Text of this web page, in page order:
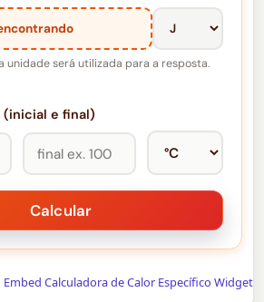
unidade será utilizada para a resposta.
(inicial e final)
Embed Calculadora de Calor Específico Widget